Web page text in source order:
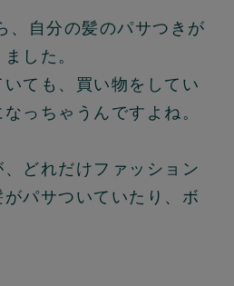
、自分の髪のパサつきが
した。
ても、買い物をしてい
っちゃうんですよね。
どれだけファッション
パサついていたり、ボ